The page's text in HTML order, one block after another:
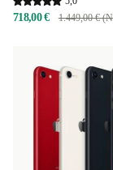
718,00 € 1.449,00 €